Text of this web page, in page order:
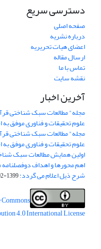
دسترسی سریع
صفحه اصلی
درباره نشریه
اعضای هیات تحریریه
ارسال مقاله
تماس با ما
نقشه سایت
آخرین اخبار
علوم تحقیقات و فناوری موفق
علوم تحقیقات و فناوری موفق
اولین همایش مطالعات سبک
اهم محورها و اهداف
شرح ذیل اعلام می گردد:1399-02-04
4.0 International License